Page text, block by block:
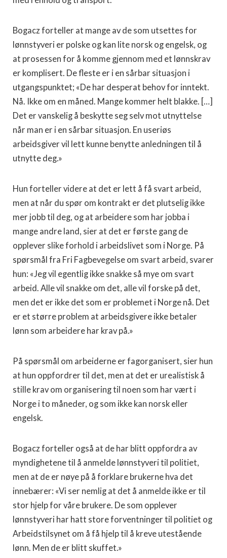
Bogacz forteller at mange av de som utsettes for
lønnstyveri er polske og kan lite norsk og engelsk, og
at prosessen for å komme gjennom med et lønnskrav
er komplisert. De fleste er i en sårbar situasjon i
utgangspunktet; «De har desperat behov for inntekt.
Nå. Ikke om en måned. Mange kommer helt blakke. […]
Det er vanskelig å beskytte seg selv mot utnyttelse
når man er i en sårbar situasjon. En useriøs
arbeidsgiver vil lett kunne benytte anledningen til å
utnytte deg.»
Hun forteller videre at det er lett å få svart arbeid,
men at når du spør om kontrakt er det plutselig ikke
mer jobb til deg, og at arbeidere som har jobba i
mange andre land, sier at det er første gang de
opplever slike forhold i arbeidslivet som i Norge. På
spørsmål fra Fri Fagbevegelse om svart arbeid, svarer
hun: «Jeg vil egentlig ikke snakke så mye om svart
arbeid. Alle vil snakke om det, alle vil forske på det,
men det er ikke det som er problemet i Norge nå. Det
er et større problem at arbeidsgivere ikke betaler
lønn som arbeidere har krav på.»
På spørsmål om arbeiderne er fagorganisert, sier hun
at hun oppfordrer til det, men at det er urealistisk å
stille krav om organisering til noen som har vært i
Norge i to måneder, og som ikke kan norsk eller
engelsk.
Bogacz forteller også at de har blitt oppfordra av
myndighetene til å anmelde lønnstyveri til politiet,
men at de er nøye på å forklare brukerne hva det
innebærer: «Vi ser nemlig at det å anmelde ikke er til
stor hjelp for våre brukere. De som opplever
lønnstyveri har hatt store forventninger til politiet og
Arbeidstilsynet om å få hjelp til å kreve utestående
lønn. Men de er blitt skuffet.»